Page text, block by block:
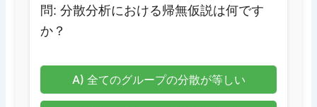
問: 分散分析における帰無仮説は何です
か？
A) 全てのグループの分散が等しい